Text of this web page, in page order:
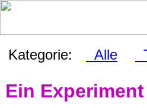
Kategorie: Alle
Ein